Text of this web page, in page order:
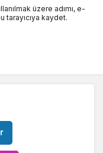
üzere adımı, e-
kaydet.